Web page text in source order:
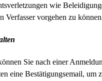
wie
Verfasser vorgehen zu
Sie nach einer
eine Bestätigungsemail, um